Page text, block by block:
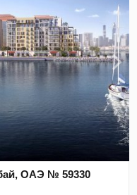
ОАЭ № 59330